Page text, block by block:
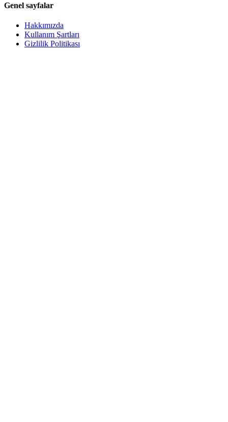
Genel sayfalar
Hakkımızda
Kullanım Şartları
Gizlilik Politikası